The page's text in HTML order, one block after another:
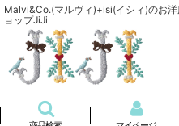
Malvi&Co.(マルヴィ)+isi(イシィ)のお
ョップJiJi